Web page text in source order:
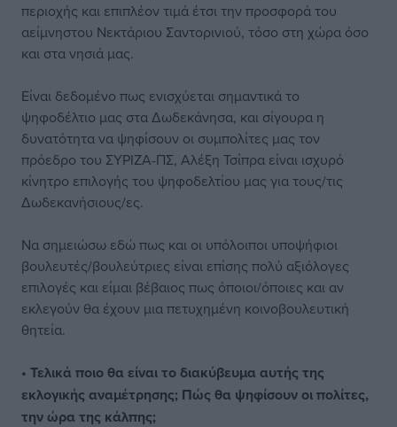
περιοχής και επιπλέον τιμά έτσι την προσφορά του
αείμνηστου Νεκτάριου Σαντορινιού, τόσο στη χώρα όσο
και στα νησιά μας.
Είναι δεδομένο πως ενισχύεται σημαντικά το
ψηφοδέλτιο μας στα Δωδεκάνησα, και σίγουρα η
δυνατότητα να ψηφίσουν οι συμπολίτες μας τον
πρόεδρο του ΣΥΡΙΖΑ-ΠΣ, Αλέξη Τσίπρα είναι ισχυρό
κίνητρο επιλογής του ψηφοδελτίου μας για τους/τις
Δωδεκανήσιους/ες.
Να σημειώσω εδώ πως και οι υπόλοιποι υποψήφιοι
βουλευτές/βουλεύτριες είναι επίσης πολύ αξιόλογες
επιλογές και είμαι βέβαιος πως όποιοι/όποιες και αν
εκλεγούν θα έχουν μια πετυχημένη κοινοβουλευτική
θητεία.
• Τελικά ποιο θα είναι το διακύβευμα αυτής της
εκλογικής αναμέτρησης; Πώς θα ψηφίσουν οι πολίτες,
την ώρα της κάλπης;